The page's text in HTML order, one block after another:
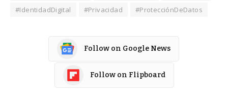
#IdentidadDigital
#Privacidad #ProtecciónDeDatos
Follow on Google News
Follow on Flipboard